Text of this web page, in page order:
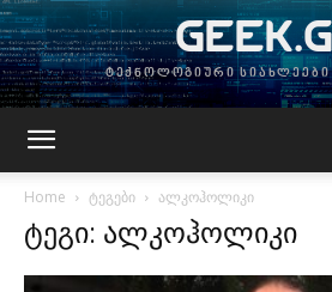
ტექნოლოგიური სიახლეები
Home ტეგები ალკოჰოლიკი
ტეგი: ალკოჰოლიკი